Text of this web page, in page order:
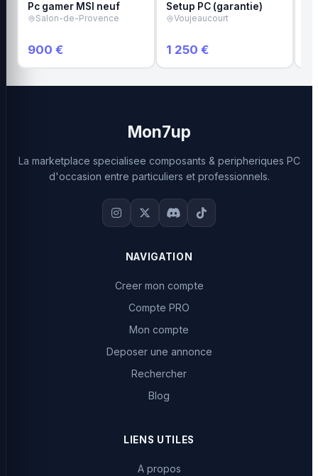
Pc gamer MSI neuf
Salon-de-Provence
900 €
Setup PC (garantie)
Voujeaucourt
1 250 €
Mon7up
La marketplace specialisee composants & peripheriques PC
d'occasion entre particuliers et professionnels.
NAVIGATION
Creer mon compte
Compte PRO
Mon compte
Deposer une annonce
Rechercher
Blog
LIENS UTILES
A propos